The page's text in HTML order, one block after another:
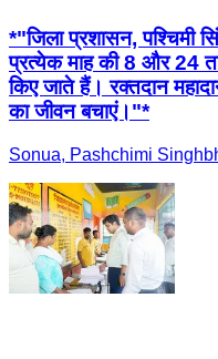
*"जिला प्रशासन, पश्चिमी
प्रत्येक माह की 8 और 24
किए जाते हैं। रक्तदान
का जीवन बचाएं।"*
Sonua, Pashchimi